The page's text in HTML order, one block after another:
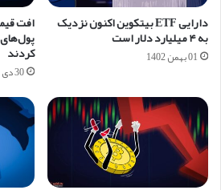
دارایی ETF بیتکوین اکنون نزدیک
به ۴ میلیارد دلار است
01 بهمن 1402
افت
کردند
30 دی 1402